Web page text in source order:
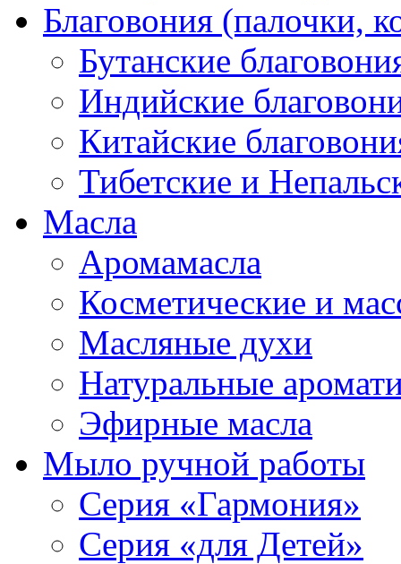
Благовония (палочки,
Бутанские
Индийские
Китайские
Тибетские и
Масла
Аромамасла
Косметические и
Масляные духи
Натуральные
Эфирные масла
Мыло ручной работы
Серия «Гармония»
Серия «для Детей»